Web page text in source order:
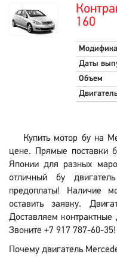
160
Даты
Объем
Купить мотор бу на
цене. Прямые поставки
Японии для разных
отличный бу
предоплаты! Наличие
оставить заявку.
Доставляем контрактные
Звоните +7 917 787-60-35!
Почему двигатель